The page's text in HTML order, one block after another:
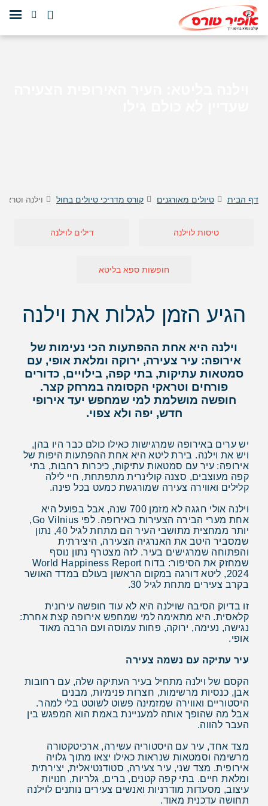
דף הבית טיולים מאורגנים קורס מדריכי טיולים בחול וילנה
טיסות לוילנה דילים לוילנה
חופשות ספא בליטא
הגיע הזמן לגלות את וילנה
וילנה היא אחת ההפתעות הכי נעימות של
אירופה: עיר צעירה, ירוקה ומלאת אופי, עם
סמטאות עתיקות, בתי קפה, בילויים, כדורים
פורחים וטראקי הקסומה במרחק קצר.
חופשה מושלמת למי שמחפש יעד אירופי
חדש, יפה ולא צפוי.
יש ערים באירופה שמרגישות כאילו כולם כבר היו בהן,
ויש את וילנה. בירת ליטא היא אחת ההפתעות היפות של
אירופה: עיר עם סמטאות עתיקות, כיכרות רחבות, בתי
קפה מעוצבים, סצנה קולינרית מתפתחת, חיי לילה
קלילים ואווירה צעירה שמורגשת כמעט בכל פינה.
וילנה אולי חגגה לא מזמן 700 שנה, אבל בפועל היא
אחת מערי הבירה הצעירות באירופה. לפי Go Vilnius,
יותר ממחצית מתושבי העיר הם מתחת לגיל 40, נתון
שמסביר היטב את האנרגיה הצעירה, היצירתית
והפתוחה שמרגישים בעיר. לזה מצטרף נתון נוסף
שמחזק את הסיפור: בדוח World Happiness Report
2024, ליטא דורגה במקום הראשון בעולם במדד האושר
בקרב צעירים מתחת לגיל 30.
זו בדיוק הסיבה שוילנה היא לא עוד חופשה עירונית
קלאסית. היא מתאימה למי שמחפש אירופה קצת אחרת:
נגישה, נעימה, ירוקה, פחות עמוסה ועם הרבה מאוד
אופי.
עיר עתיקה עם נשמה צעירה
הקסם של וילנה מתחיל בעיר העתיקה שלה, עם רחובות
אבן, כנסיות מרשימות, חצרות פנימיות, מבנים
היסטוריים ואווירה שמזמינה פשוט לשוטט בלי למהר.
אבל מה שהופך אותה למעניינת באמת הוא המפגש בין
העבר להווה.
מצד אחד, עיר עם היסטוריה עשירה, ארכיטקטורה
מרשימה וסמטאות שנראות כאילו יצאו מתוך גלויה
אירופית. מצד שני, עיר צעירה, סטודנטיאלית, יצירתית
ומלאת חיים. בתי קפה קטנים, ברים, גלריות, חנויות
עיצוב, מסעדות מודרניות ואנשים צעירים נותנים לוילנה
תחושה עדכנית מאוד.